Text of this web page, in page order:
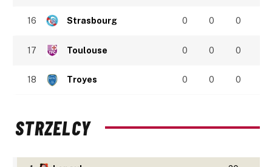
16 Strasbourg 0 0 0
17 Toulouse 0 0 0
18 Troyes 0 0 0
STRZELCY